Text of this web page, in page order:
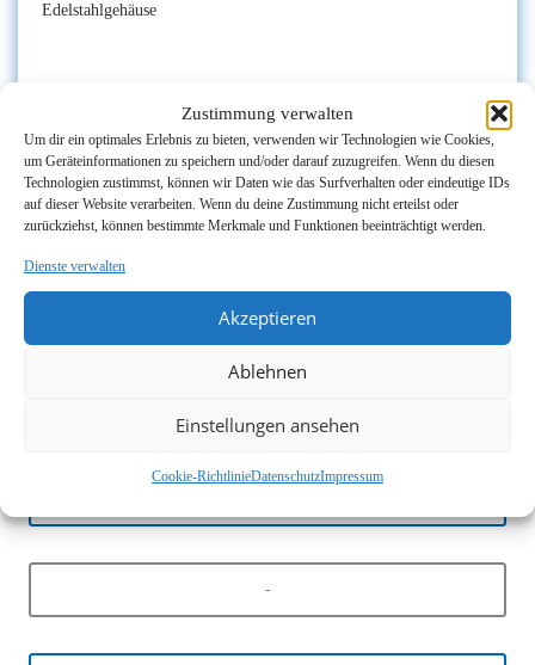
Zustimmung verwalten
Um dir ein optimales Erlebnis zu bieten, verwenden wir Technologien wie Cookies,
um Geräteinformationen zu speichern und/oder darauf zuzugreifen. Wenn du diesen
Technologien zustimmst, können wir Daten wie das Surfverhalten oder eindeutige IDs
auf dieser Website verarbeiten. Wenn du deine Zustimmung nicht erteilst oder
zurückziehst, können bestimmte Merkmale und Funktionen beeinträchtigt werden.
Dienste verwalten
Akzeptieren
Ablehnen
Einstellungen ansehen
Cookie-RichtlinieDatenschutzImpressum
Edelstahlgehäuse
-